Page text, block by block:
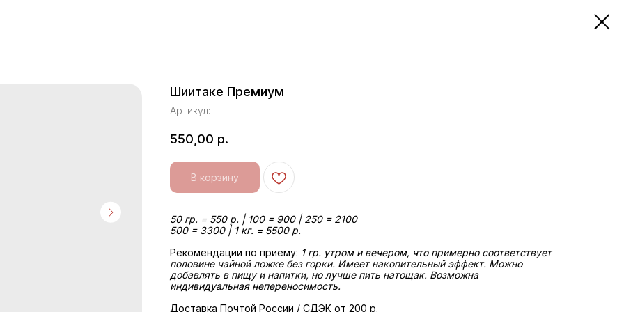
Шиитаке Премиум
Артикул:
550,00 р.
В корзину
50 гр. = 550 р. | 100 = 900 | 250 = 2100
500 = 3300 | 1 кг. = 5500 р.
Рекомендации по приему: 1 гр. утром и вечером, что примерно соответствует
половине чайной ложке без горки. Имеет накопительный эффект. Можно
добавлять в пищу и напитки, но лучше пить натощак. Возможна
индивидуальная непереносимость.
Доставка Почтой России / СДЭК от 200 р.